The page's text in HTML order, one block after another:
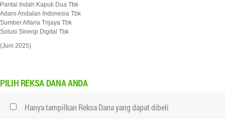
Pantai Indah Kapuk Dua Tbk
Adaro Andalan Indonesia Tbk
Sumber Alfaria Trijaya Tbk
Solusi Sinergi Digital Tbk
(Juni 2025)
PILIH REKSA DANA ANDA
Hanya tampilkan Reksa Dana yang dapat dibeli